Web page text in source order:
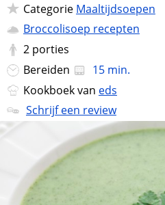
Categorie Maaltijdsoepen
Broccolisoep recepten
2 porties
Bereiden
15 min.
Kookboek van eds
Schrijf een review